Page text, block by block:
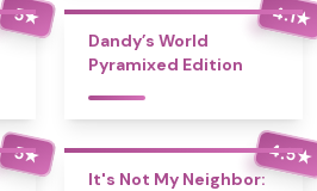
5★ 4.1★
Dandy’s World
Pyramixed Edition
5★ 4.5★
It's Not My Neighbor: